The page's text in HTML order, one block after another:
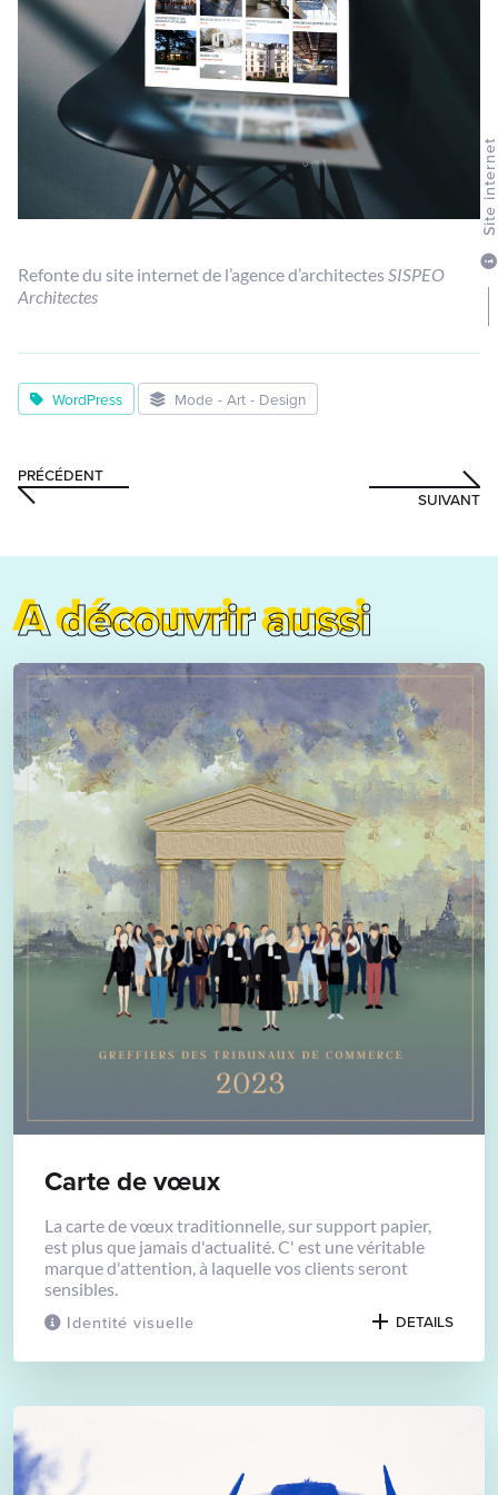
Refonte du site internet de l’agence d’architectes SISPEO
Architectes
Site
WordPress Mode - Art - Design
PRÉCÉDENT
SUIVANT
A découvrir aussi
A découvrir aussi
Identité visuelle
Carte de vœux
La carte de vœux traditionnelle, sur support papier,
est plus que jamais d'actualité. C' est une véritable
marque d'attention, à laquelle vos clients seront
sensibles.
DETAILS